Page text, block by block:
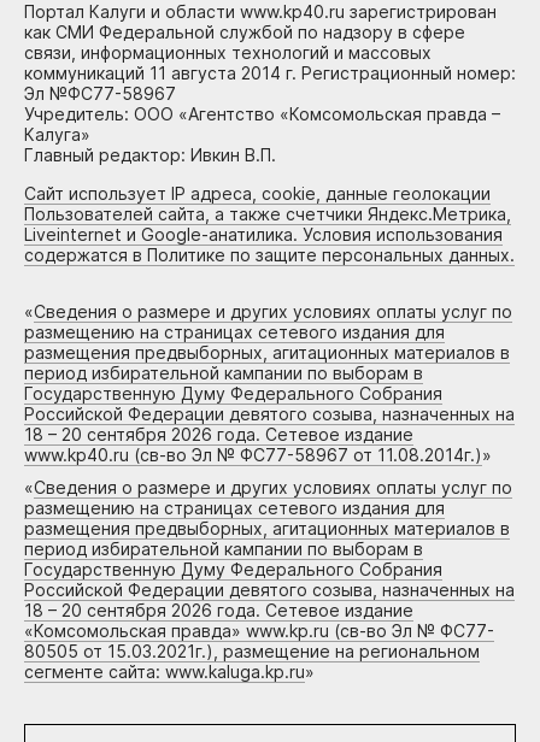
Портал Калуги и области www.kp40.ru зарегистрирован
как СМИ Федеральной службой по надзору в сфере
связи, информационных технологий и массовых
коммуникаций 11 августа 2014 г. Регистрационный номер:
Эл №ФС77-58967
Учредитель: ООО «Агентство «Комсомольская правда –
Калуга»
Главный редактор: Ивкин В.П.
Сайт использует IP адреса, cookie, данные геолокации
Пользователей сайта, а также счетчики Яндекс.Метрика,
Liveinternet и Google-анатилика. Условия использования
содержатся в Политике по защите персональных данных.
«Сведения о размере и других условиях оплаты услуг по
размещению на страницах сетевого издания для
размещения предвыборных, агитационных материалов в
период избирательной кампании по выборам в
Государственную Думу Федерального Собрания
Российской Федерации девятого созыва, назначенных на
18 – 20 сентября 2026 года. Сетевое издание
www.kp40.ru (св-во Эл № ФС77-58967 от 11.08.2014г.)»
«Сведения о размере и других условиях оплаты услуг по
размещению на страницах сетевого издания для
размещения предвыборных, агитационных материалов в
период избирательной кампании по выборам в
Государственную Думу Федерального Собрания
Российской Федерации девятого созыва, назначенных на
18 – 20 сентября 2026 года. Сетевое издание
«Комсомольская правда» www.kp.ru (св-во Эл № ФС77-
80505 от 15.03.2021г.), размещение на региональном
сегменте сайта: www.kaluga.kp.ru»